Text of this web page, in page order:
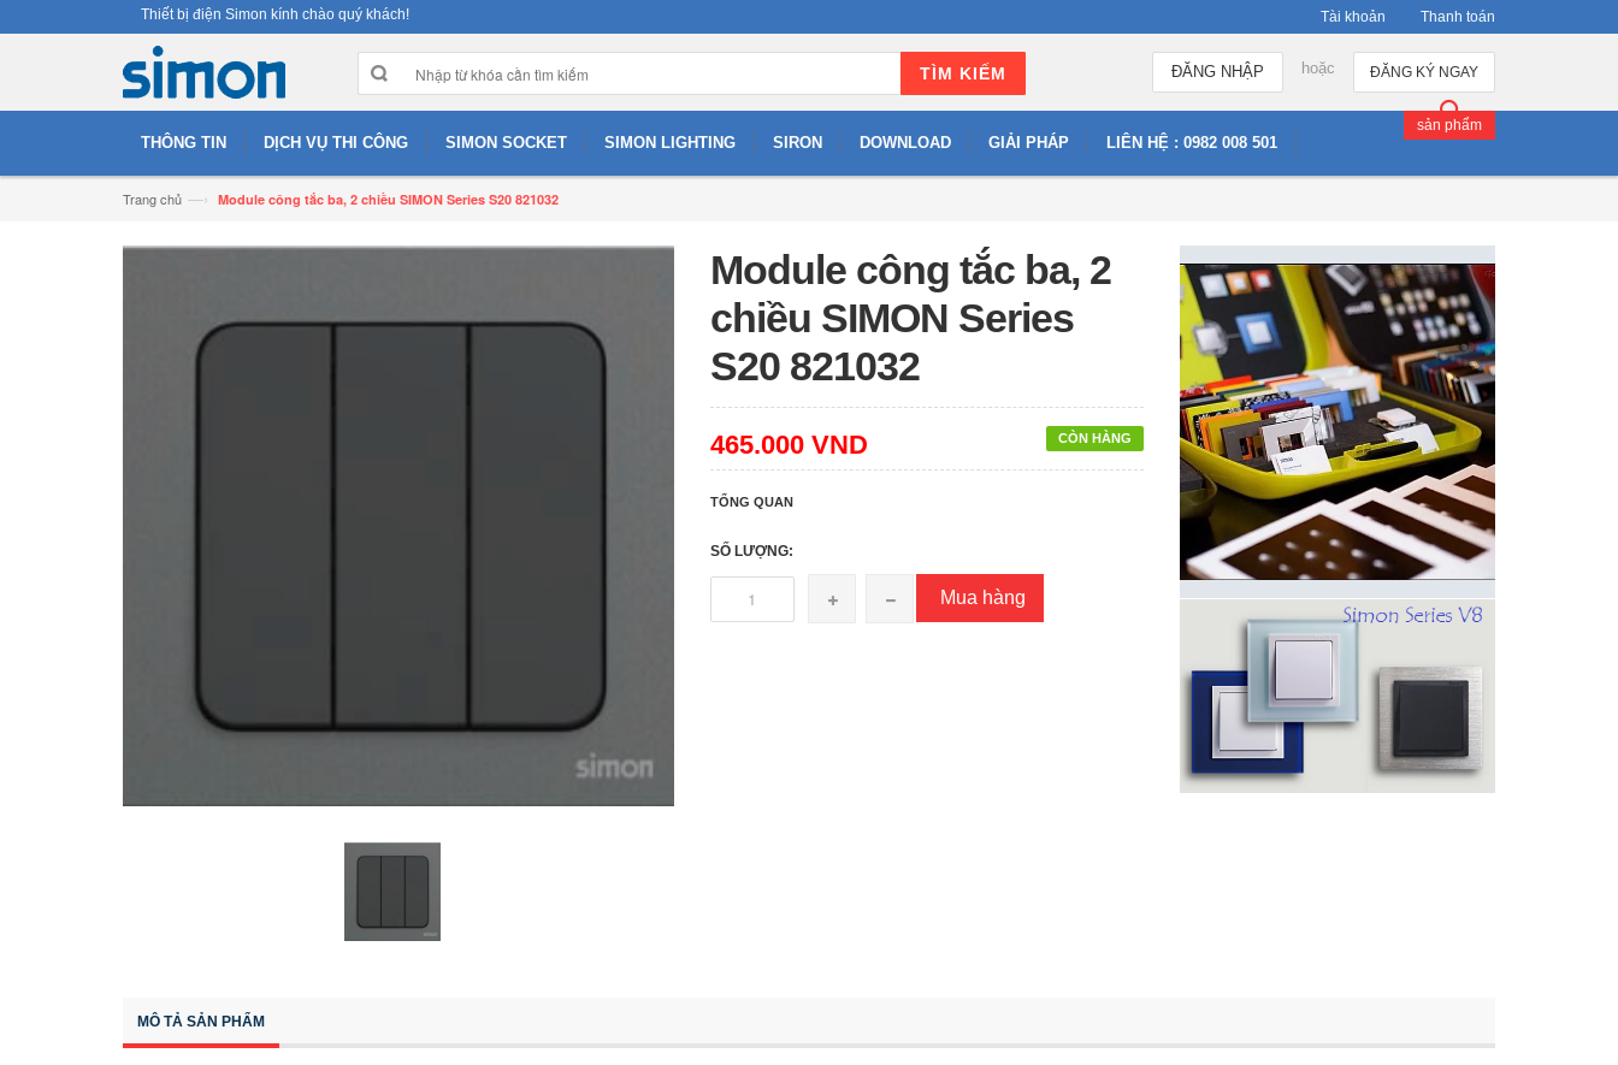
Thiết bị điện Simon kính chào quý khách! Tài khoản Thanh toán
TÌM KIẾM ĐĂNG KÝ NGAY
hoặc
ĐĂNG NHẬP
THÔNG TIN DỊCH VỤ THI CÔNG SIMON SOCKET SIMON LIGHTING SIRON DOWNLOAD GIẢI PHÁP LIÊN HỆ : 0982 008 501
sản phẩm
Trang chủ —› Module công tắc ba, 2 chiều SIMON Series S20 821032
Module công tắc ba, 2
chiều SIMON Series
S20 821032
CÒN HÀNG
465.000 VND
TỔNG QUAN
SỐ LƯỢNG:
Mua hàng
MÔ TẢ SẢN PHẨM